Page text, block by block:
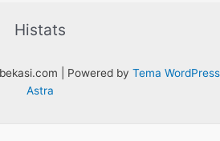
Histats
| Powered by Tema WordPress
Astra